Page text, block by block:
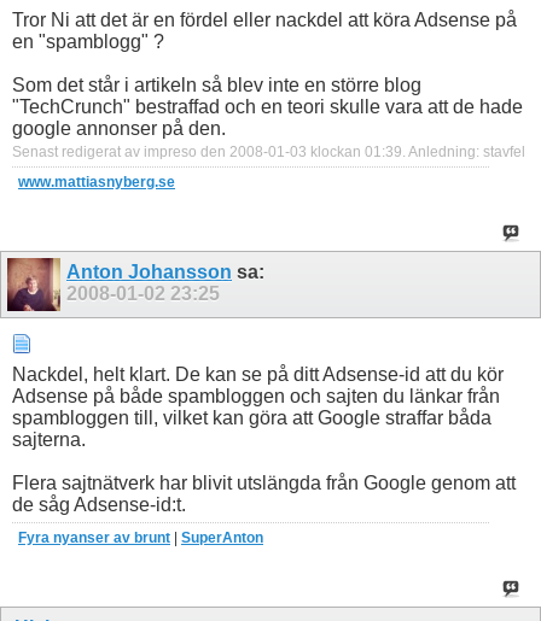
Tror Ni att det är en fördel eller nackdel att köra Adsense på
en "spamblogg" ?
Som det står i artikeln så blev inte en större blog
"TechCrunch" bestraffad och en teori skulle vara att de hade
google annonser på den.
Senast redigerat av impreso den 2008-01-03 klockan 01:39 Anledning: stavfel
www.mattiasnyberg.se
Anton Johansson sa:
2008-01-02 23:25
Nackdel, helt klart. De kan se på ditt Adsense-id att du kör
Adsense på både spambloggen och sajten du länkar från
spambloggen till, vilket kan göra att Google straffar båda
sajterna.
Flera sajtnätverk har blivit utslängda från Google genom att
de såg Adsense-id:t.
Fyra nyanser av brunt | SuperAnton